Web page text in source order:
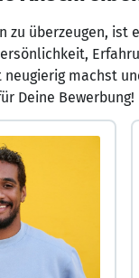
zu überzeugen, ist
neugierig machst
Deine Bewerbung!